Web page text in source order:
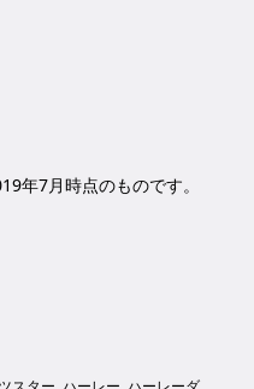
年7月時点のものです。